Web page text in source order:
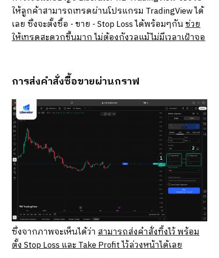
ให้ลูกค้าสามารถเทรดผ่านโปรแกรม TradingView ได้
เลย ซึ่งจะตั้งซื้อ - ขาย - Stop Loss ได้พร้อมๆกันช่วย
ให้เทรดสะดวกขึ้นมาก ไม่ต้องกังวลแม้ไม่มีเวลาเฝ้่าจอ
การส่งคำสั่งซื้อขายผ่านกราฟ
ซึ่งจากภาพจะเห็นได้ว่าสามารถส่งคำสั่งทิ้งไว้ พร้อม
ตั้ง Stop Loss และ Take Profit ไว้ล่วงหน้าได้เลย